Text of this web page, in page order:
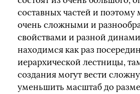
составных частей и поэтому
очень сложными и
свойствами и разной
находимся как раз
иерархической лестницы,
создания могут вести
уменьшить масштаб до